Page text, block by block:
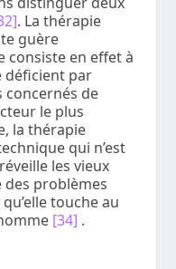
. La thérapie
guère
consiste en effet à
déficient par
concernés de
le plus
la thérapie
qui n’est
les vieux
des problèmes
touche au
[34] .